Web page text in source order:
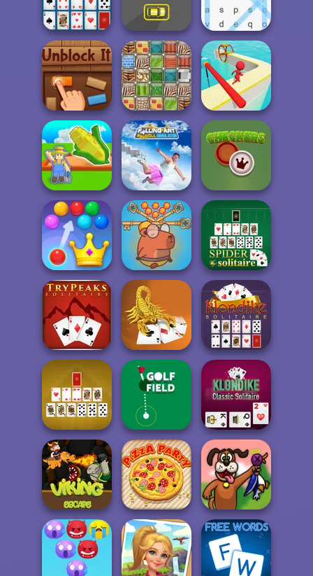
3D
Train Miner
Pro 4
Free Cell Solitaire Draw Parking Word Search
Unblock It Patterns Link Fun Race 3D
My Garden
Journey
Falling Art
Ragdoll
Simulator
Checkers
Royal Bubble
Blast
Save Baby
Capybaras: Pull
Pin
Spider Solitaire
Tripeaks Solitaire
Scorpion
Solitaire
Klondike
Solitaire Classic
Pyramid Solitaire Golf Field
Klondike Classic
Solitaire
Viking Escape Pizza Party Duck Hunter